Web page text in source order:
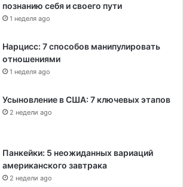
познанию себя и своего пути
1 неделя ago
Нарцисс: 7 способов манипулировать
отношениями
1 неделя ago
Усыновление в США: 7 ключевых этапов
2 недели ago
Панкейки: 5 неожиданных вариаций
американского завтрака
2 недели ago